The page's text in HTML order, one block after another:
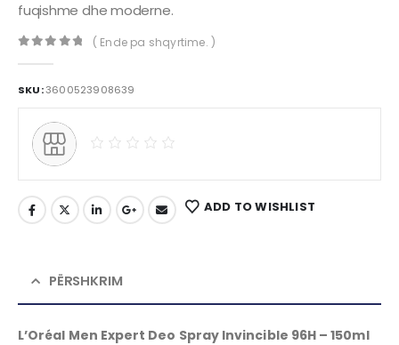
fuqishme dhe moderne.
( Ende pa shqyrtime. )
SKU:3600523908639
ADD TO WISHLIST
PËRSHKRIM
L’Oréal Men Expert Deo Spray Invincible 96H – 150ml